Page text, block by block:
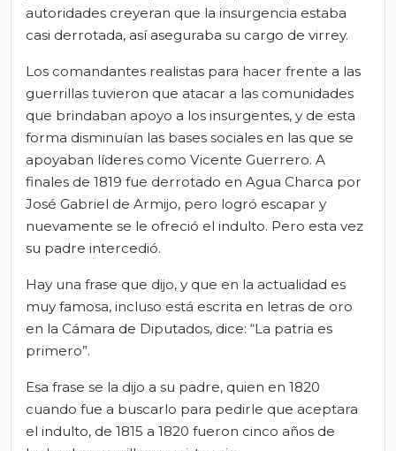
autoridades creyeran que la insurgencia estaba
casi derrotada, así aseguraba su cargo de virrey.
Los comandantes realistas para hacer frente a las
guerrillas tuvieron que atacar a las comunidades
que brindaban apoyo a los insurgentes, y de esta
forma disminuían las bases sociales en las que se
apoyaban líderes como Vicente Guerrero. A
finales de 1819 fue derrotado en Agua Charca por
José Gabriel de Armijo, pero logró escapar y
nuevamente se le ofreció el indulto. Pero esta vez
su padre intercedió.
Hay una frase que dijo, y que en la actualidad es
muy famosa, incluso está escrita en letras de oro
en la Cámara de Diputados, dice: “La patria es
primero”.
Esa frase se la dijo a su padre, quien en 1820
cuando fue a buscarlo para pedirle que aceptara
el indulto, de 1815 a 1820 fueron cinco años de